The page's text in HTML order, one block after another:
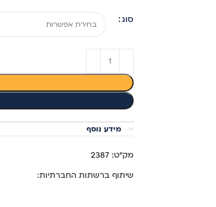
סוג
מידע נוסף
מק"ט: 2387
שיתוף ברשתות החברתיות: